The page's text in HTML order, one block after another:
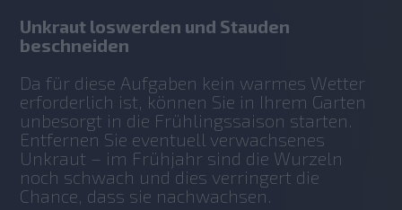
Unkraut loswerden und Stauden
beschneiden
Da für diese Aufgaben kein warmes Wetter
erforderlich ist, können Sie in Ihrem Garten
unbesorgt in die Frühlingssaison starten.
Entfernen Sie eventuell verwachsenes
Unkraut – im Frühjahr sind die Wurzeln
noch schwach und dies verringert die
Chance, dass sie nachwachsen.